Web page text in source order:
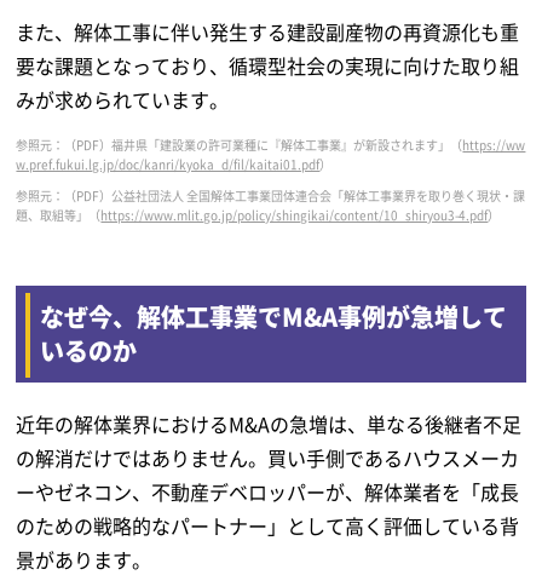
また、解体工事に伴い発生する建設副産物の再資源化も重
要な課題となっており、循環型社会の実現に向けた取り組
みが求められています。
参照元：（PDF）福井県「建設業の許可業種に『解体工事業』が新設されます」（https://ww
w.pref.fukui.lg.jp/doc/kanri/kyoka_d/fil/kaitai01.pdf）
参照元：（PDF）公益社団法人 全国解体工事業団体連合会「解体工事業界を取り巻く現状・課
題、取組等」（https://www.mlit.go.jp/policy/shingikai/content/10_shiryou3-4.pdf）
なぜ今、解体工事業でM&A事例が急増して
いるのか
近年の解体業界におけるM&Aの急増は、単なる後継者不足
の解消だけではありません。買い手側であるハウスメーカ
ーやゼネコン、不動産デベロッパーが、解体業者を「成長
のための戦略的なパートナー」として高く評価している背
景があります。